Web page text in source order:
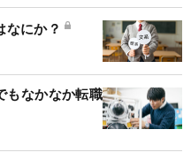
なにか？
もなかなか転職